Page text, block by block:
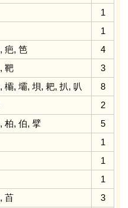
1
1
, 疤, 笆
4
, 靶
3
, 欛, 壩, 垻, 耙, 扒, 叭
8
2
, 柏, 伯, 擘
5
1
1
1
, 苩
3